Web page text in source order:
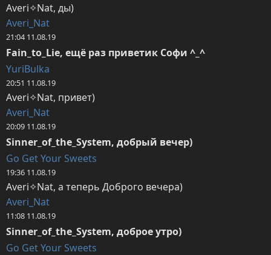
Averi✧Nat, ды)
Averi_Nat
21:04 11.08.19
Fain_to_Lie, ещё раз приветик Софи ^_^
YuriBulka
20:51 11.08.19
Averi✧Nat, привет)
Averi_Nat
20:09 11.08.19
Sinner_of_the_System, добрый вечер)
Go Get Your Sweets
19:36 11.08.19
Averi✧Nat, а теперь Доброго вечера)
Averi_Nat
11:08 11.08.19
Sinner_of_the_System, доброе утро)
Go Get Your Sweets